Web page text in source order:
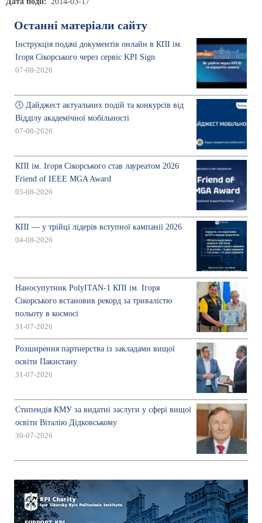
Останні матеріали сайту
Інструкція подачі документів онлайн в КПІ ім.
Ігоря Сікорського через сервіс KPI Sign
07-08-2026
🕔 Дайджест актуальних подій та конкурсів від
Відділу академічної мобільності
07-08-2026
КПІ ім. Ігоря Сікорського став лауреатом 2026
Friend of IEEE MGA Award
05-08-2026
КПІ — у трійці лідерів вступної кампанії 2026
04-08-2026
Наносупутник PolyITAN-1 КПІ ім. Ігоря
Сікорського встановив рекорд за тривалістю
польоту в космосі
31-07-2026
Розширення партнерства із закладами вищої
освіти Пакистану
31-07-2026
Стипендія КМУ за видатні заслуги у сфері вищої
освіти Віталію Дідковському
30-07-2026